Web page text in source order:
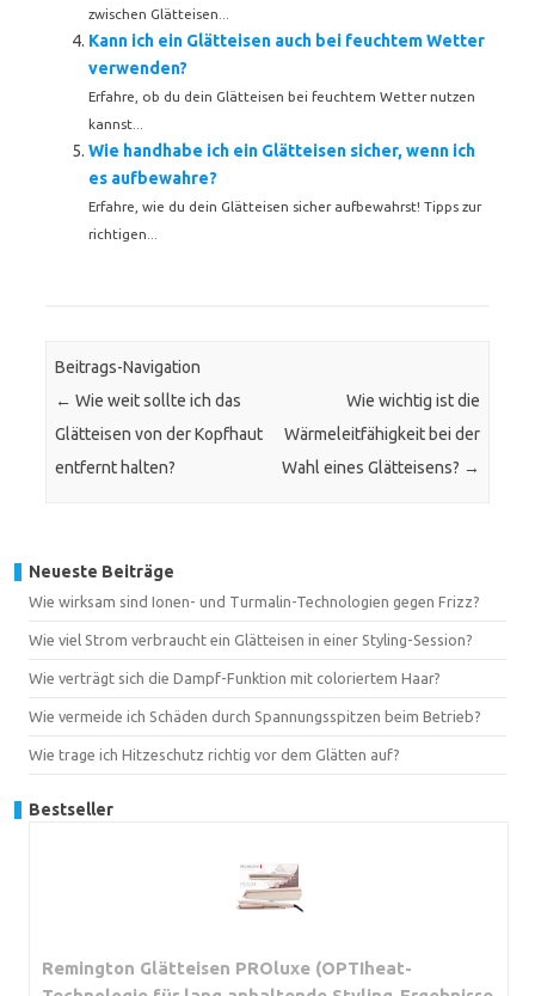
zwischen Glätteisen...
Kann ich ein Glätteisen auch bei feuchtem Wetter
verwenden?
Erfahre, ob du dein Glätteisen bei feuchtem Wetter nutzen
kannst...
Wie handhabe ich ein Glätteisen sicher, wenn ich
es aufbewahre?
Erfahre, wie du dein Glätteisen sicher aufbewahrst! Tipps zur
richtigen...
Beitrags-Navigation
← Wie weit sollte ich das
Glätteisen von der Kopfhaut
entfernt halten?
Wie wichtig ist die
Wärmeleitfähigkeit bei der
Wahl eines Glätteisens? →
Neueste Beiträge
Wie wirksam sind Ionen- und Turmalin-Technologien gegen Frizz?
Wie viel Strom verbraucht ein Glätteisen in einer Styling-Session?
Wie verträgt sich die Dampf-Funktion mit coloriertem Haar?
Wie vermeide ich Schäden durch Spannungsspitzen beim Betrieb?
Wie trage ich Hitzeschutz richtig vor dem Glätten auf?
Bestseller
Remington Glätteisen PROluxe (OPTIheat-